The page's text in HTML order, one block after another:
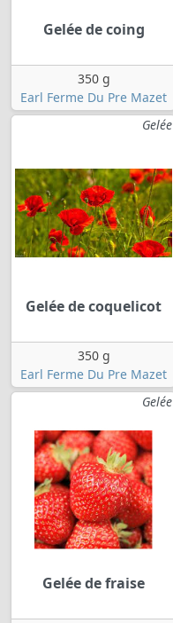
Gelée de coing
350 g
Earl Ferme Du Pre Mazet
Gelée
Gelée de coquelicot
350 g
Earl Ferme Du Pre Mazet
Gelée
Gelée de fraise